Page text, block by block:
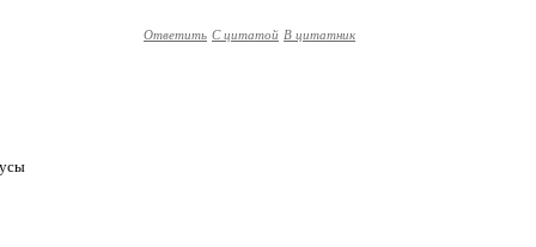
Ответить С цитатой В цитатник